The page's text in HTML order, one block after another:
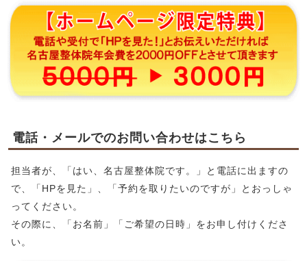
電話・メールでのお問い合わせはこちら
担当者が、「はい、名古屋整体院です。」と電話に出ますの
で、「HPを見た」、「予約を取りたいのですが」とおっしゃ
ってください。
その際に、「お名前」「ご希望の日時」をお申し付けくださ
い。